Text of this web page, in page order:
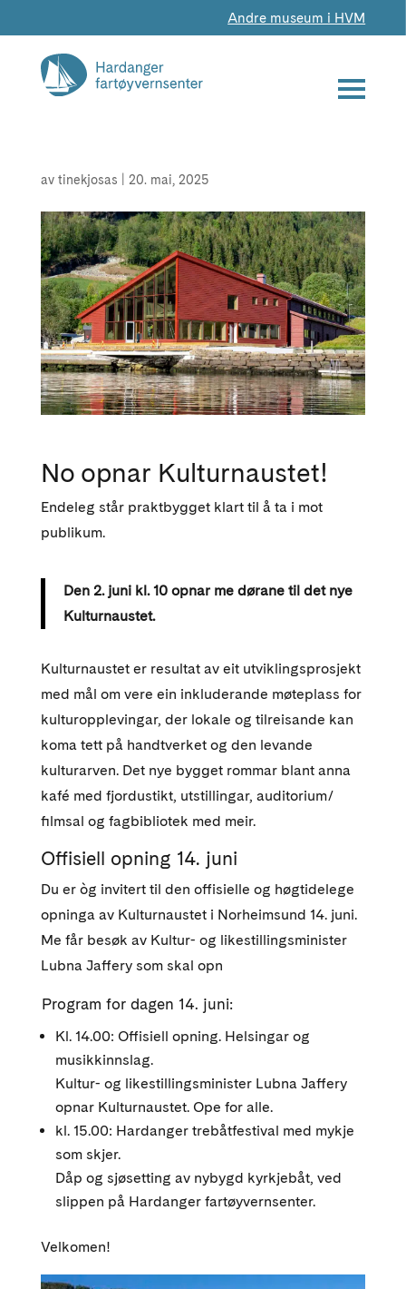
Andre museum i HVM
av tinekjosas 20. mai, 2025
No opnar Kulturnaustet!
Endeleg står praktbygget klart til å ta i mot
publikum.
Den 2. juni kl. 10 opnar me dørane til det nye
Kulturnaustet.
Kulturnaustet er resultat av eit utviklingsprosjekt
med mål om vere ein inkluderande møteplass for
kulturopplevingar, der lokale og tilreisande kan
koma tett på handtverket og den levande
kulturarven. Det nye bygget rommar blant anna
kafé med fjordustikt, utstillingar, auditorium/
filmsal og fagbibliotek med meir.
Offisiell opning 14. juni
Du er òg invitert til den offisielle og høgtidelege
opninga av Kulturnaustet i Norheimsund 14. juni.
Me får besøk av Kultur- og likestillingsminister
Lubna Jaffery som skal opn
Program for dagen 14. juni:
Kl. 14.00: Offisiell opning. Helsingar og
musikkinnslag.
Kultur- og likestillingsminister Lubna Jaffery
opnar Kulturnaustet. Ope for alle.
kl. 15.00: Hardanger trebåtfestival med mykje
som skjer.
Dåp og sjøsetting av nybygd kyrkjebåt, ved
slippen på Hardanger fartøyvernsenter.
Velkomen!